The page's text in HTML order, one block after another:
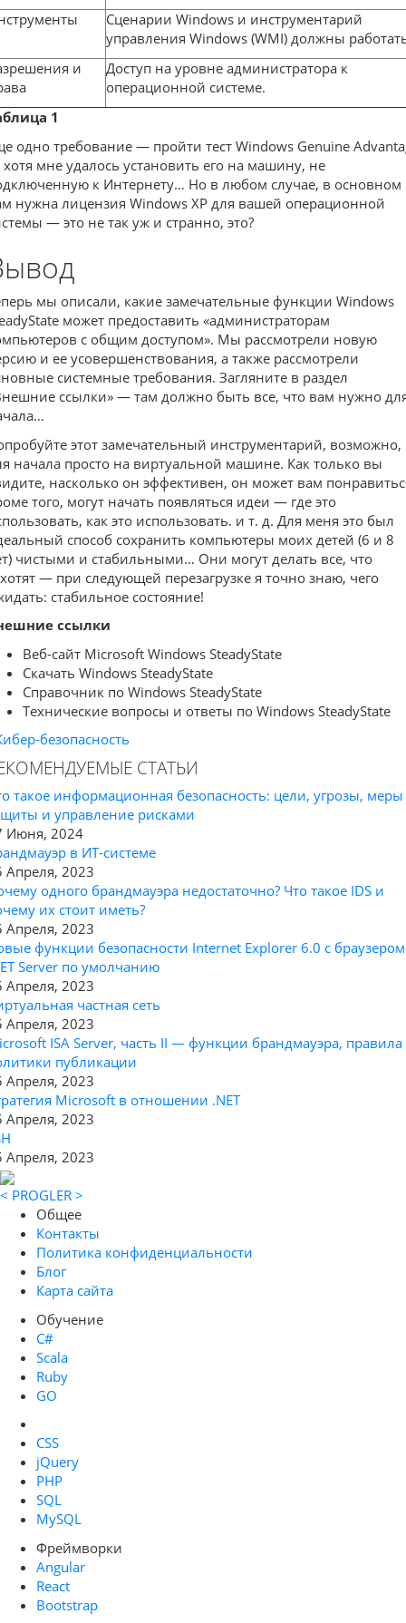
Сценарии Windows и инструментарий
управления Windows (WMI) должны
и
Доступ на уровне администратора к
операционной системе.
1
одно требование — пройти тест Windows Genuine
мне удалось установить его на машину, не
к Интернету… Но в любом случае, в основном
нужна лицензия Windows XP для вашей операционной
— это не так уж и странно, это?
мы описали, какие замечательные функции Windows
может предоставить «администраторам
с общим доступом». Мы рассмотрели новую
и ее усовершенствования, а также рассмотрели
системные требования. Загляните в раздел
ссылки» — там должно быть все, что вам нужно
этот замечательный инструментарий, возможно,
начала просто на виртуальной машине. Как только вы
насколько он эффективен, он может вам
того, могут начать появляться идеи — где это
как это использовать. и т. д. Для меня это был
способ сохранить компьютеры моих детей (6 и 8
чистыми и стабильными… Они могут делать все, что
— при следующей перезагрузке я точно знаю, чего
стабильное состояние!
ссылки
Веб-сайт Microsoft Windows SteadyState
Скачать Windows SteadyState
Справочник по Windows SteadyState
Технические вопросы и ответы по Windows SteadyState
безопасность
СТАТЬИ
такое информационная безопасность: цели, угрозы, меры
и управление рисками
Июня, 2024
в ИТ-системе
Апреля, 2023
одного брандмауэра недостаточно? Что такое IDS и
их стоит иметь?
Апреля, 2023
функции безопасности Internet Explorer 6.0 с браузером
Server по умолчанию
Апреля, 2023
частная сеть
Апреля, 2023
ISA Server, часть II — функции брандмауэра, правила
публикации
Апреля, 2023
Microsoft в отношении .NET
Апреля, 2023
Апреля, 2023
< PROGLER >
Общее
Контакты
Политика конфиденциальности
Блог
Карта сайта
Обучение
C#
Scala
Ruby
GO
CSS
jQuery
PHP
SQL
MySQL
Фреймворки
Angular
React
Bootstrap